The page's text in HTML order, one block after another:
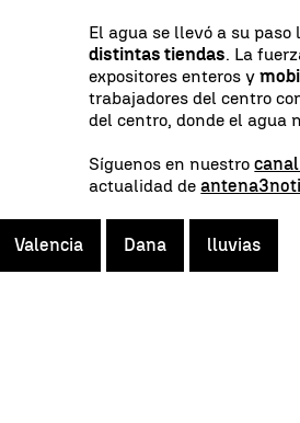
El agua se llevó a su
distintas tiendas. La
expositores enteros y
trabajadores del centro
del centro, donde el agua
Síguenos en nuestro
actualidad de
Valencia Dana lluvias